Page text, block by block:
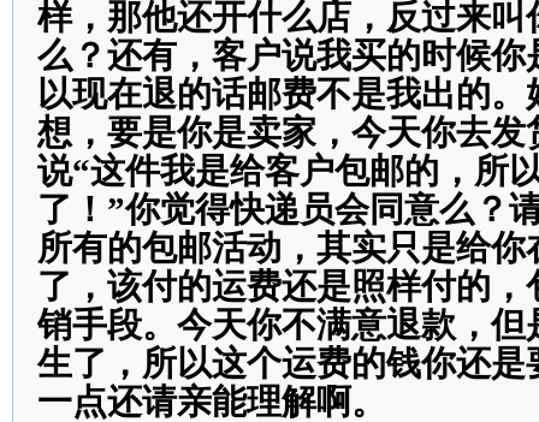
样，那他还开什么店，反过来叫
么？还有，客户说我买的时候你
以现在退的话邮费不是我出的。
想，要是你是卖家，今天你去发
说“这件我是给客户包邮的，所
了！”你觉得快递员会同意么？
所有的包邮活动，其实只是给
了，该付的运费还是照样付的
销手段。今天你不满意退款，但
生了，所以这个运费的钱你还是
一点还请亲能理解啊。